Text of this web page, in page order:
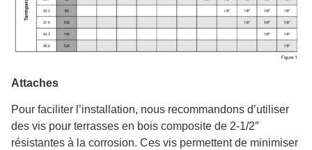
Attaches
Pour faciliter l’installation, nous recommandons d’utiliser
des vis pour terrasses en bois composite de 2-1/2″
résistantes à la corrosion. Ces vis permettent de minimiser